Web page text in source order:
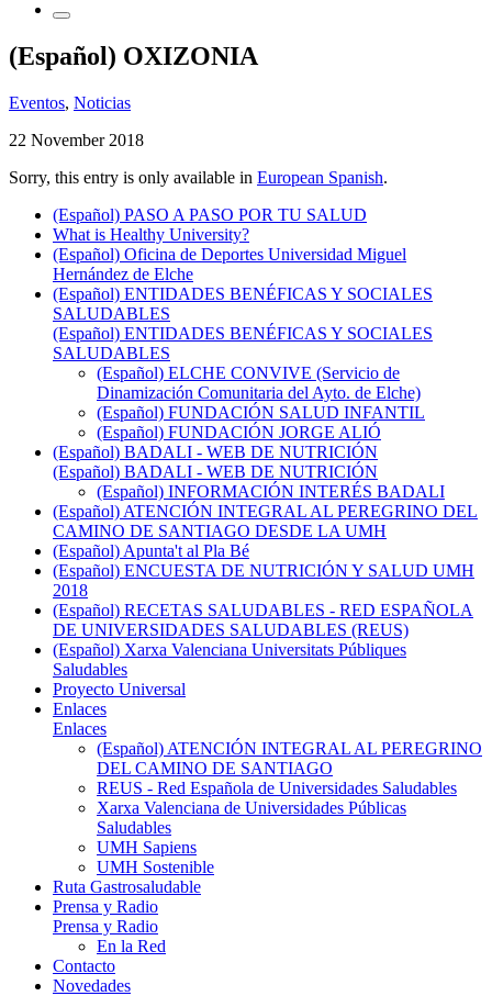
(Español) OXIZONIA
Eventos, Noticias
22 November 2018
Sorry, this entry is only available in European Spanish.
(Español) PASO A PASO POR TU SALUD
What is Healthy University?
(Español) Oficina de Deportes Universidad Miguel
Hernández de Elche
(Español) ENTIDADES BENÉFICAS Y SOCIALES
SALUDABLES
(Español) ENTIDADES BENÉFICAS Y SOCIALES
SALUDABLES
(Español) ELCHE CONVIVE (Servicio de
Dinamización Comunitaria del Ayto. de Elche)
(Español) FUNDACIÓN SALUD INFANTIL
(Español) FUNDACIÓN JORGE ALIÓ
(Español) BADALI - WEB DE NUTRICIÓN
(Español) BADALI - WEB DE NUTRICIÓN
(Español) INFORMACIÓN INTERÉS BADALI
(Español) ATENCIÓN INTEGRAL AL PEREGRINO DEL
CAMINO DE SANTIAGO DESDE LA UMH
(Español) Apunta't al Pla Bé
(Español) ENCUESTA DE NUTRICIÓN Y SALUD UMH
2018
(Español) RECETAS SALUDABLES - RED ESPAÑOLA
DE UNIVERSIDADES SALUDABLES (REUS)
(Español) Xarxa Valenciana Universitats Públiques
Saludables
Proyecto Universal
Enlaces
Enlaces
(Español) ATENCIÓN INTEGRAL AL PEREGRINO
DEL CAMINO DE SANTIAGO
REUS - Red Española de Universidades Saludables
Xarxa Valenciana de Universidades Públicas
Saludables
UMH Sapiens
UMH Sostenible
Ruta Gastrosaludable
Prensa y Radio
Prensa y Radio
En la Red
Contacto
Novedades